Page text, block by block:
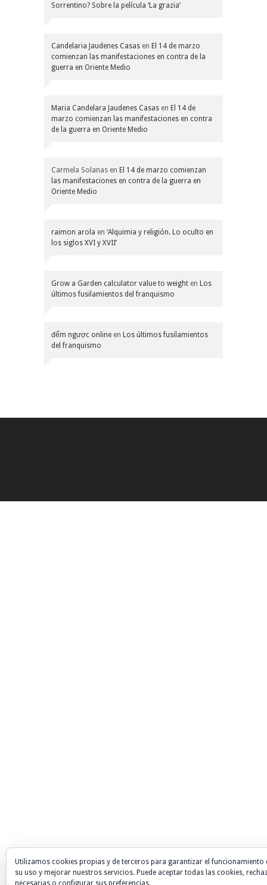
Sorrentino? Sobre la película ‘La grazia’
Candelaria Jaudenes Casas en El 14 de marzo
comienzan las manifestaciones en contra de la
guerra en Oriente Medio
Maria Candelara Jaudenes Casas en El 14 de
marzo comienzan las manifestaciones en contra
de la guerra en Oriente Medio
Carmela Solanas en El 14 de marzo comienzan
las manifestaciones en contra de la guerra en
Oriente Medio
raimon arola en ‘Alquimia y religión. Lo oculto en
los siglos XVI y XVII’
Grow a Garden calculator value to weight en Los
últimos fusilamientos del franquismo
đếm ngược online en Los últimos fusilamientos
del franquismo
Utilizamos cookies propias y de terceros para garantizar el funcionamiento
su uso y mejorar nuestros servicios. Puede aceptar todas las cookies,
necesarias o configurar sus preferencias.